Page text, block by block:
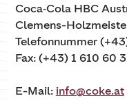
Coca‑Cola HBC
Clemens-
Telefonnummer
Fax: (+43) 1 610 60
E-Mail: info@coke.at